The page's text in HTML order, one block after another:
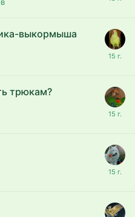
выкормыша
трюкам?